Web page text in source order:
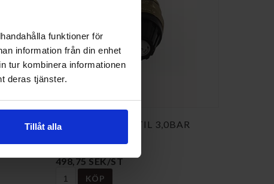
funktioner för
information från din enhet
tur kombinera informationen
deras tjänster.
Tillåt allaSÄKERHETSVENTIL 3,0BAR
NI-624891
498,75 SEK/ST
KÖP